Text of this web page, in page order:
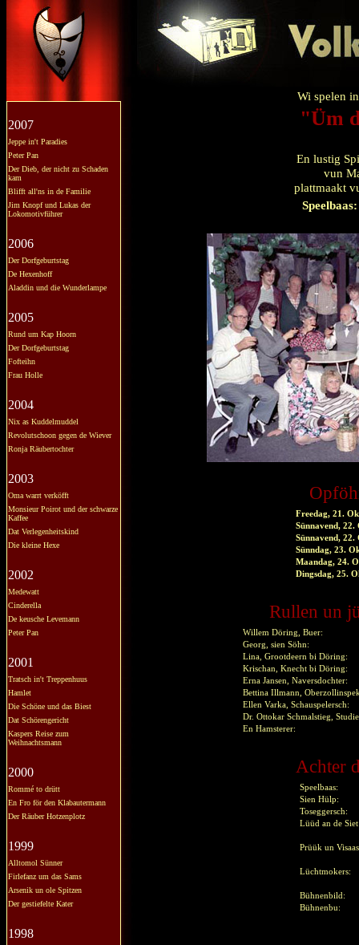
2007
Jeppe in't Paradies
Peter Pan
Der Dieb, der nicht zu Schaden
kam
Blifft all'ns in de Familie
Jim Knopf und Lukas der
Lokomotivführer
2006
Der Dorfgeburtstag
De Hexenhoff
Aladdin und die Wunderlampe
2005
Rund um Kap Hoorn
Der Dorfgeburtstag
Fofteihn
Frau Holle
2004
Nix as Kuddelmuddel
Revolutschoon gegen de Wiever
Ronja Räubertochter
2003
Oma warrt verköfft
Monsieur Poirot und der schwarze
Kaffee
Dat Verlegenheitskind
Die kleine Hexe
2002
Medewatt
Cinderella
De keusche Levemann
Peter Pan
2001
Tratsch in't Treppenhuus
Hamlet
Die Schöne und das Biest
Dat Schörengericht
Kaspers Reise zum
Weihnachtsmann
2000
Rommé to drütt
En Fro för den Klabautermann
Der Räuber Hotzenplotz
1999
Alltomol Sünner
Firlefanz um das Sams
Arsenik un ole Spitzen
Der gestiefelte Kater
1998
Wi spelen
"Üm
En lustig
vun
plattmaakt
Freedag, 21.
Sünnavend, 22.
Sünnavend, 22.
Sünndag, 23.
Maandag, 24.
Dingsdag, 25.
Rullen un
Willem Döring, Buer:
Georg, sien Söhn:
Lina, Grootdeern bi Döring:
Krischan, Knecht bi Döring:
Erna Jansen, Naversdochter:
Bettina Illmann,
Ellen Varka, Schauspelersch:
Dr. Ottokar Schmalstieg,
En Hamsterer:
Achter
Speelbaas:
Sien Hülp:
Toseggersch:
Lüüd an de
Prüük un
Lüchtmokers:
Bühnenbild:
Bühnenbu: